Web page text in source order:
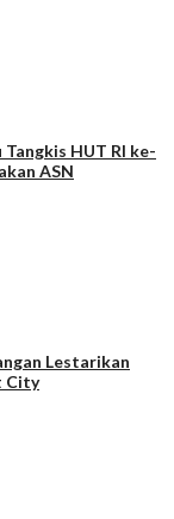
HUT RI ke-
ASN
Lestarikan
City